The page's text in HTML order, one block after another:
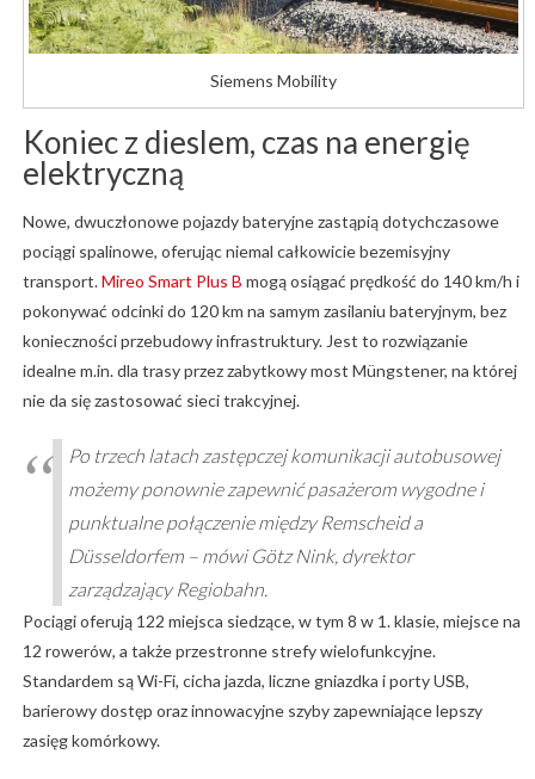
Siemens Mobility
Koniec z dieslem, czas na energię
elektryczną
Nowe, dwuczłonowe pojazdy bateryjne zastąpią dotychczasowe
pociągi spalinowe, oferując niemal całkowicie bezemisyjny
transport.Mireo Smart Plus B mogą osiągać prędkość do 140 km/h i
pokonywać odcinki do 120 km na samym zasilaniu bateryjnym, bez
konieczności przebudowy infrastruktury. Jest to rozwiązanie
idealne m.in. dla trasy przez zabytkowy most Müngstener, na której
nie da się zastosować sieci trakcyjnej.
Po trzech latach zastępczej komunikacji autobusowej
możemy ponownie zapewnić pasażerom wygodne i
punktualne połączenie między Remscheid a
Düsseldorfem – mówi Götz Nink, dyrektor
zarządzający Regiobahn.
Pociągi oferują 122 miejsca siedzące, w tym 8 w 1. klasie, miejsce na
12 rowerów, a także przestronne strefy wielofunkcyjne.
Standardem są Wi-Fi, cicha jazda, liczne gniazdka i porty USB,
barierowy dostęp oraz innowacyjne szyby zapewniające lepszy
zasięg komórkowy.